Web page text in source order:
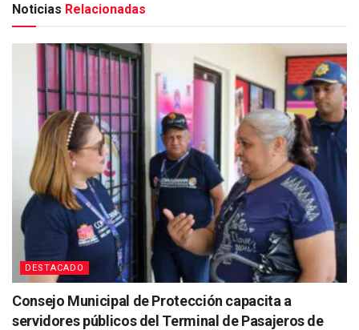
Noticias Relacionadas
DESTACADO
Consejo Municipal de Protección capacita a
servidores públicos del Terminal de Pasajeros de